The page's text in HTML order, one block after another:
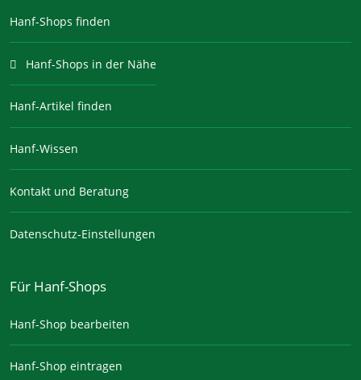
Hanf-Shops finden
Hanf-Shops in der Nähe
Hanf-Artikel finden
Hanf-Wissen
Kontakt und Beratung
Datenschutz-Einstellungen
Für Hanf-Shops
Hanf-Shop bearbeiten
Hanf-Shop eintragen